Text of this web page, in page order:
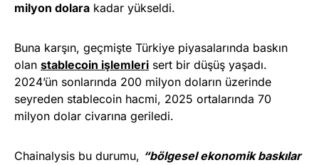
milyon dolara kadar yükseldi.
Buna karşın, geçmişte Türkiye piyasalarında baskın
olan stablecoin işlemleri sert bir düşüş yaşadı.
2024’ün sonlarında 200 milyon doların üzerinde
seyreden stablecoin hacmi, 2025 ortalarında 70
milyon dolar civarına geriledi.
Chainalysis bu durumu, “bölgesel ekonomik baskılar